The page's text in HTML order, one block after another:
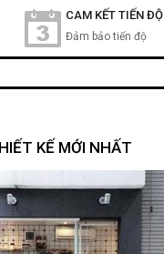
CAM KẾT TIẾN ĐỘ
Đảm bảo tiến độ
KẾ MỚI NHẤT